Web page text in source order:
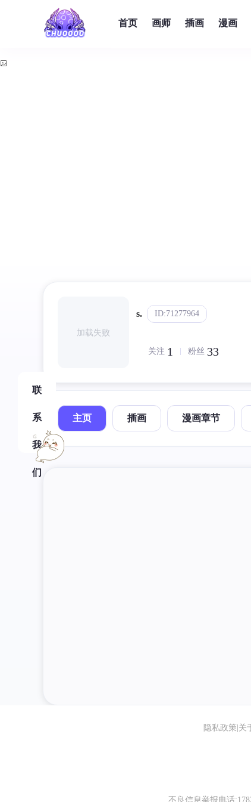
首页 画师 插画 漫画
加载失败
s. ID:71277964
关注 1 粉丝 33
主页 插画 漫画章节
隐私政策 关
不良信息举报电话
联
系
我
们